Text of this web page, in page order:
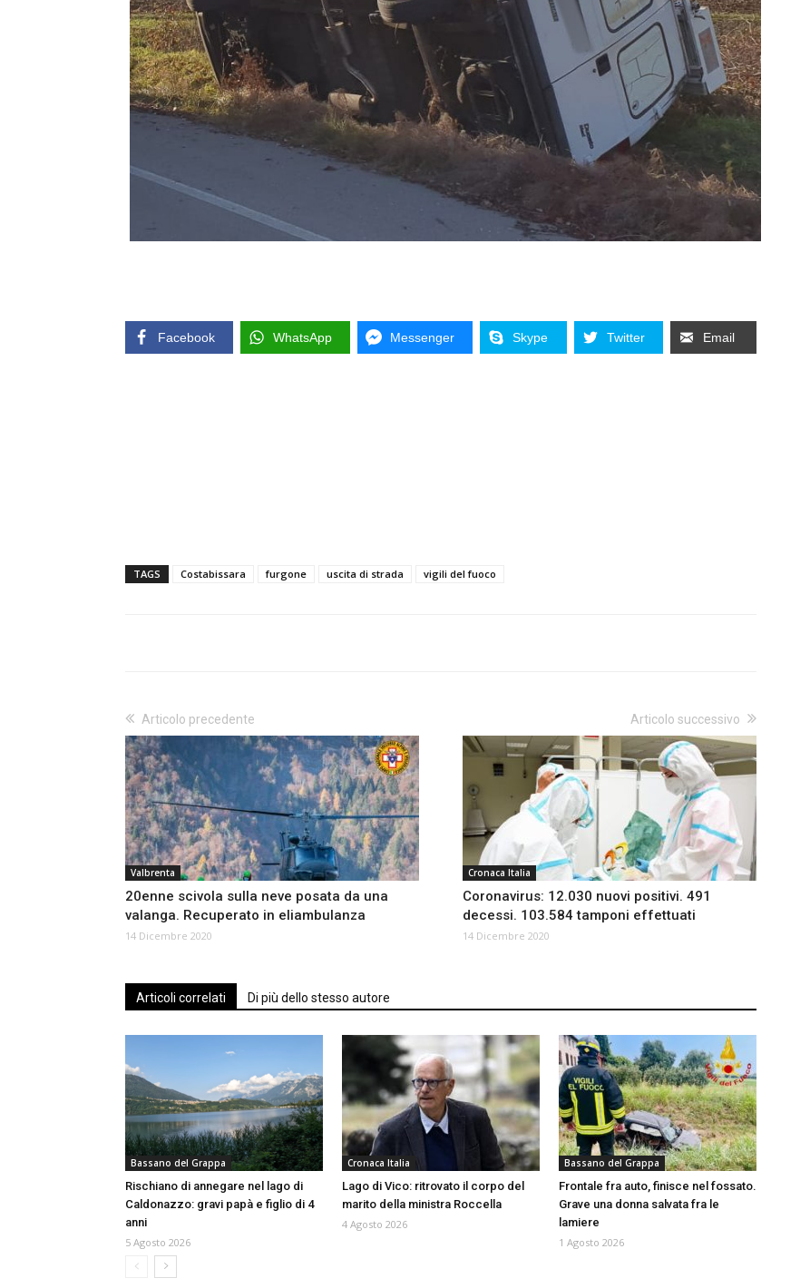
Facebook WhatsApp Messenger Skype Twitter Email
TAGS Costabissara furgone uscita di strada vigili del fuoco
Articolo precedente
Valbrenta
20enne scivola sulla neve posata da una
valanga. Recuperato in eliambulanza
14 Dicembre 2020
Articolo successivo
Cronaca Italia
Coronavirus: 12.030 nuovi positivi. 491
decessi. 103.584 tamponi effettuati
14 Dicembre 2020
Articoli correlati Di più dello stesso autore
Bassano del Grappa
Rischiano di annegare nel lago di
Caldonazzo: gravi papà e figlio di 4
anni
5 Agosto 2026
Cronaca Italia
Lago di Vico: ritrovato il corpo del
marito della ministra Roccella
4 Agosto 2026
Bassano del Grappa
Frontale fra auto, finisce nel fossato.
Grave una donna salvata fra le
lamiere
1 Agosto 2026